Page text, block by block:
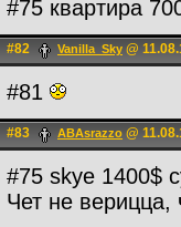
#75 квартира
#82 Vanilla_Sky @
#81
#83 ABAsrazzo @
#75 skye 1400$
Чет не верицца,